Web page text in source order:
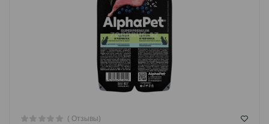
( Отзывы)